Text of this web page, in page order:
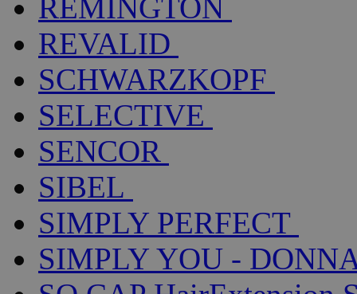
REMINGTON
REVALID
SCHWARZKOPF
SELECTIVE
SENCOR
SIBEL
SIMPLY PERFECT
SIMPLY YOU -